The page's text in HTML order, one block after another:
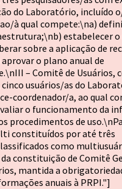
do Laboratório, incluído
à qual compete:\na)
estabelecer
sobre a aplicação de
o plano anual de
– Comitê de Usuários,
usuários/as do
coordenador/a, ao qual
o funcionamento da
procedimentos de
constituídos por até três
como
constituição de Comitê
mantida a
anuais à PRPI."]